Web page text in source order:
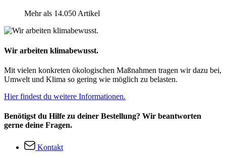
Mehr als 14.050 Artikel
Wir arbeiten klimabewusst.
Mit vielen konkreten ökologischen Maßnahmen tragen wir dazu bei,
Umwelt und Klima so gering wie möglich zu belasten.
Hier findest du weitere Informationen.
Benötigst du Hilfe zu deiner Bestellung? Wir beantworten
gerne deine Fragen.
Kontakt